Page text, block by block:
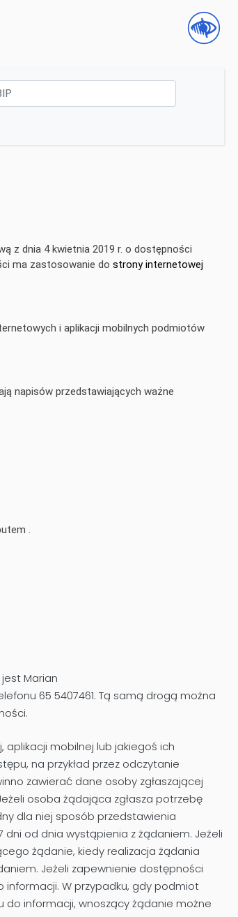
z dnia 4 kwietnia 2019 r. o dostępności
ma zastosowanie do strony internetowej
i aplikacji mobilnych podmiotów
napisów przedstawiających ważne
.
jestMarian
65 5407461. Tą samą drogą można
mobilnej lub jakiegoś ich
na przykład przez odczytanie
zawierać dane osoby zgłaszającej
osoba żądająca zgłasza potrzebę
dla niej sposób przedstawienia
dni od dnia wystąpienia z żądaniem. Jeżeli
żądanie, kiedy realizacja żądania
Jeżeli zapewnienie dostępności
W przypadku, gdy podmiot
informacji, wnoszący żądanie możne